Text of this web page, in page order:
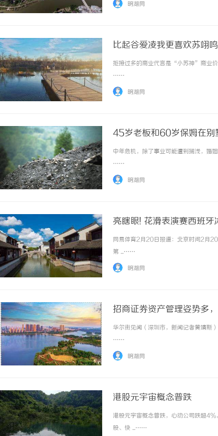
明湖网
比起谷爱凌我更喜欢苏翊
拒接过多的商业代言是“小苏神”商业价
……
明湖网
45岁老板和60岁保姆在别
中年危机，除了事业可能遭到搁浅，婚
……
明湖网
亮瞎眼! 花滑表演赛西班牙
网易体育2月20日报道：北京时间2月
第 ...……
明湖网
招商证券资产管理姿势多
率”指标值
华尔街见闻（深圳市，新闻记者黄靖斯
……
明湖网
港股元宇宙概念普跌
港股元宇宙概念普跌，心动公司跌超
股、快 ...……
哪些行业秘诀？